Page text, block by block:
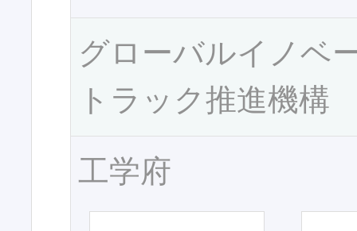
グローバルイノベ
トラック推進機構
工学府